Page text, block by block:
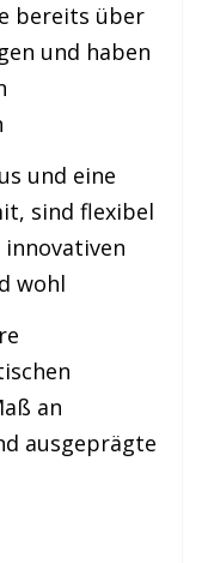
bereits über
und haben
und eine
sind flexibel
wohl
an
ausgeprägte